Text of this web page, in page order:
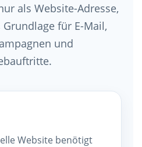
als Website-Adresse,
für E-Mail,
und
Website benötigt